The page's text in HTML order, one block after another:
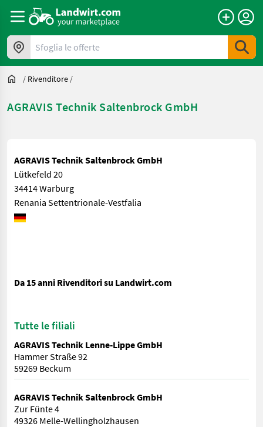
Sfoglia le offerte
/ Rivenditore /
AGRAVIS Technik Saltenbrock GmbH
AGRAVIS Technik Saltenbrock GmbH
Lütkefeld 20
34414 Warburg
Renania Settentrionale-Vestfalia
Da 15 anni Rivenditori su Landwirt.com
Tutte le filiali
AGRAVIS Technik Lenne-Lippe GmbH
Hammer Straße 92
59269 Beckum
AGRAVIS Technik Saltenbrock GmbH
Zur Fünte 4
49326 Melle-Wellingholzhausen